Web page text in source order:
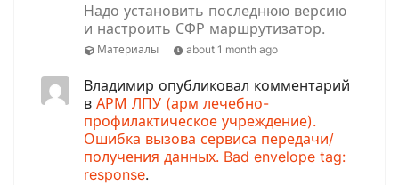
Надо установить последнюю версию
и настроить СФР маршрутизатор.
Материалы about 1 month ago
Владимир опубликовал комментарий
в АРМ ЛПУ (арм лечебно-
профилактическое учреждение).
Ошибка вызова сервиса передачи/
получения данных. Bad envelope tag:
response.